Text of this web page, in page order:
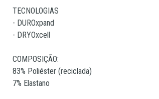
TECNOLOGIAS
- DUROxpand
- DRYOxcell
COMPOSIÇÃO:
83% Poliéster (reciclada)
7% Elastano